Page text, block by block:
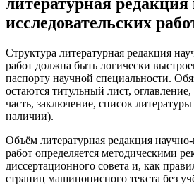
исследовательских
Структура литературная редакция
работ должна быть логически
паспорту научной специальности.
остаются титульный лист,
часть, заключение, список
наличии).
Объём литературная редакция научно-
работ определяется методическими
диссертационного совета и, как
страниц машинописного текста без